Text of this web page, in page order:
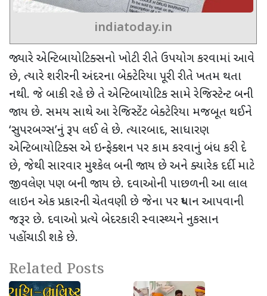
indiatoday.in
જ્યારે એન્ટિબાયોટિક્સનો ખોટી રીતે ઉપયોગ કરવામાં આવે
છે, ત્યારે શરીરની અંદરના બેક્ટેરિયા પૂરી રીતે ખતમ થતા
નથી. જે ​​બાકી રહે છે તે એન્ટિબાયોટિક સામે રેજિસ્ટેન્ટ બની
જાય છે. સમય સાથેઆ રેજિસ્ટેંટ બેક્ટેરિયા મજબૂત થઈને
‘સુપરબગ્સ’નું રૂપ લઈ લે છે. ત્યારબાદ, સાધારણ
એન્ટિબાયોટિક્સ એ ઇન્ફેક્શન પર કામ કરવાનું બંધ કરી દે
છે, જેથી સારવાર મુશ્કેલ બની જાય છે અને ક્યારેક દર્દી માટે
જીવલેણ પણ બની જાય છે. દવાઓની પાછળની આ લાલ
લાઇન એક પ્રકારની ચેતવણી છે જેના પર ધ્યાન આપવાની
જરૂર છે. દવાઓ પ્રત્યે બેદરકારી સ્વાસ્થ્યને નુકસાન
પહોંચાડી શકે છે.
Related Posts